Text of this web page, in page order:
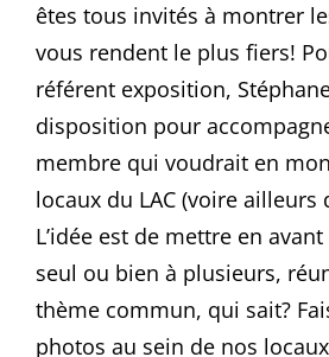
êtes tous invités à montrer
vous rendent le plus fiers!
référent exposition,
disposition pour
membre qui voudrait en
locaux du LAC (voire ailleurs
L’idée est de mettre en
seul ou bien à plusieurs,
thème commun, qui sait?
photos au sein de nos